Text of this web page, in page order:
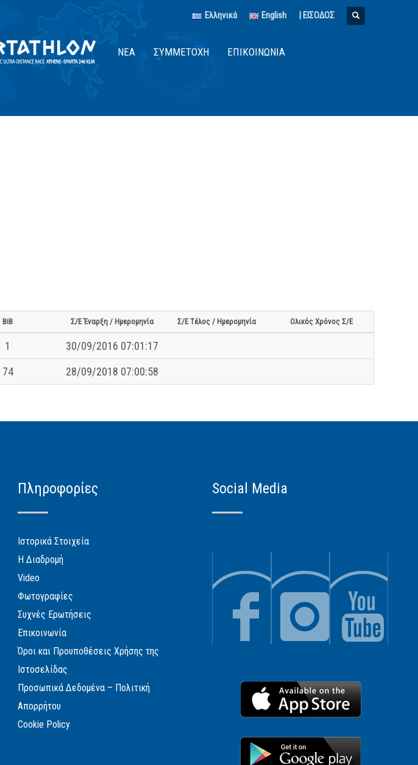
Ελληνικά English | ΕΙΣΟΔΟΣ
ΝΈΑ ΣΥΜΜΕΤΟΧΉ ΕΠΙΚΟΙΝΩΝΊΑ
BiB Σ/Ε Έναρξη / Ημερομηνία Σ/Ε Τέλος / Ημερομηνία Ολικός Χρόνος Σ/Ε
1
30/09/2016 07:01:17
74 28/09/2018 07:00:58
Πληροφορίες
Ιστορικά Στοιχεία
Η Διαδρομή
Video
Φωτογραφίες
Συχνές Ερωτήσεις
Επικοινωνία
Όροι και Προυποθέσεις Χρήσης της
Ιστοσελίδας
Προσωπικά Δεδομένα – Πολιτική
Απορρήτου
Cookie Policy
Social Media